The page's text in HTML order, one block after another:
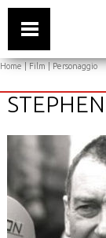
Home|Film| Personaggio